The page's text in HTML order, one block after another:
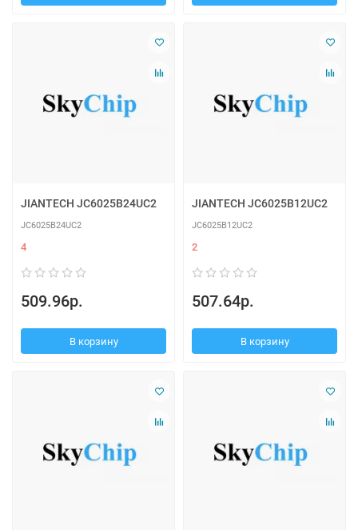
JIANTECH JC6025B24UC2
JC6025B24UC2
4
509.96р.
В корзину
JIANTECH JC6025B12UC2
JC6025B12UC2
2
507.64р.
В корзину